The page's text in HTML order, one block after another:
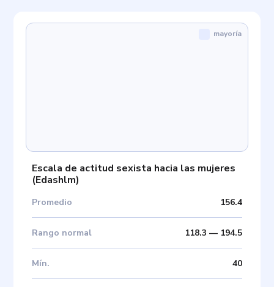
Escala de actitud sexista hacia las mujeres
(Edashlm)
Promedio 156.4
Rango normal 118.3 — 194.5
Mín. 40
mayoría